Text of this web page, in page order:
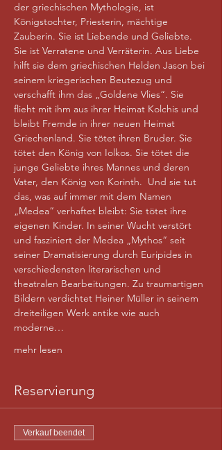
der griechischen Mythologie, ist
Königstochter, Priesterin, mächtige
Zauberin. Sie ist Liebende und Geliebte.
Sie ist Verratene und Verräterin. Aus Liebe
hilft sie dem griechischen Helden Jason bei
seinem kriegerischen Beutezug und
verschafft ihm das „Goldene Vlies“. Sie
flieht mit ihm aus ihrer Heimat Kolchis und
bleibt Fremde in ihrer neuen Heimat
Griechenland. Sie tötet ihren Bruder. Sie
tötet den König von Iolkos. Sie tötet die
junge Geliebte ihres Mannes und deren
Vater, den König von Korinth.  Und sie tut
das, was auf immer mit dem Namen
„Medea“ verhaftet bleibt: Sie tötet ihre
eigenen Kinder. In seiner Wucht verstört
und fasziniert der Medea „Mythos“ seit
seiner Dramatisierung durch Euripides in
verschiedensten literarischen und
theatralen Bearbeitungen. Zu traumartigen
Bildern verdichtet Heiner Müller in seinem
dreiteiligen Werk antike wie auch
moderne…
mehr lesen
Reservierung
Verkauf beendet